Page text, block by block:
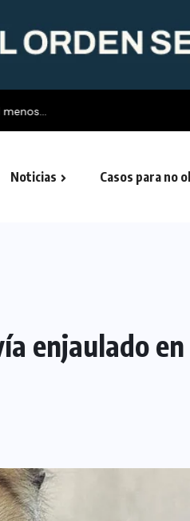
Noticias Casos para no
enjaulado